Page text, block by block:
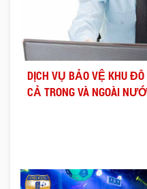
DỊCH VỤ BẢO VỆ KHU
CẢ TRONG VÀ NGOÀI